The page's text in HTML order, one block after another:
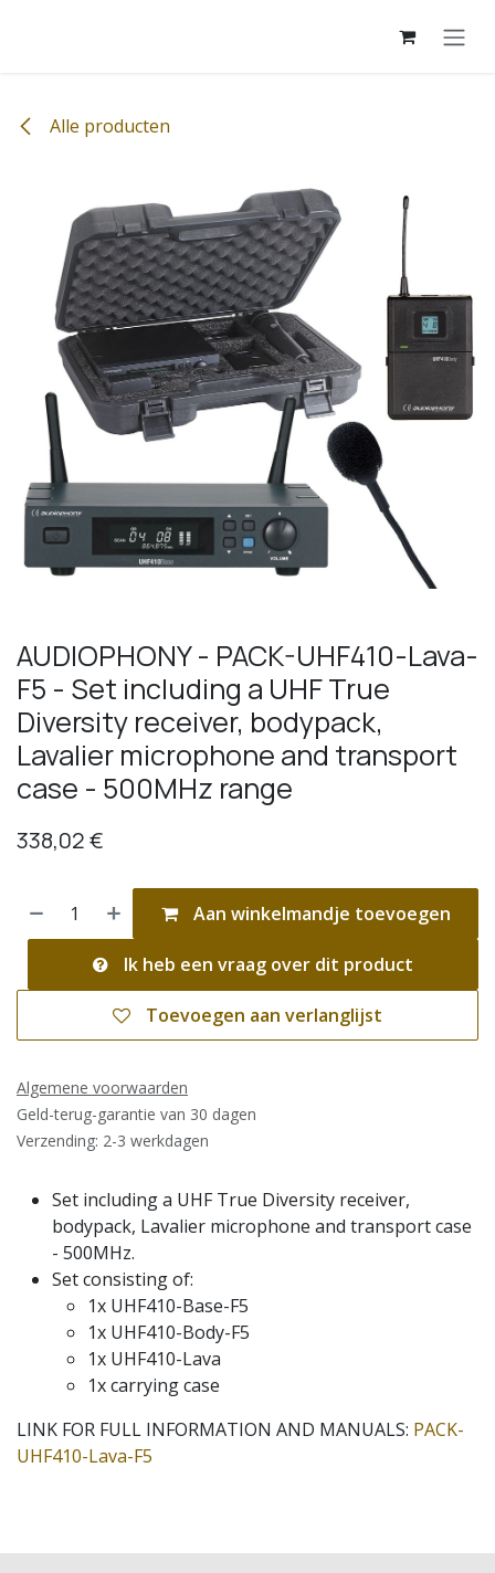
Alle producten
AUDIOPHONY - PACK-UHF410-Lava-
F5 - Set including a UHF True
Diversity receiver, bodypack,
Lavalier microphone and transport
case - 500MHz range
338,02€
Aan winkelmandje toevoegen
Ik heb een vraag over dit product
Toevoegen aan verlanglijst
Algemene voorwaarden
Geld-terug-garantie van 30 dagen
Verzending: 2-3 werkdagen
Set including a UHF True Diversity receiver,
bodypack, Lavalier microphone and transport case
- 500MHz.
Set consisting of:
1x UHF410-Base-F5
1x UHF410-Body-F5
1x UHF410-Lava
1x carrying case
LINK FOR FULL INFORMATION AND MANUALS: PACK-
UHF410-Lava-F5